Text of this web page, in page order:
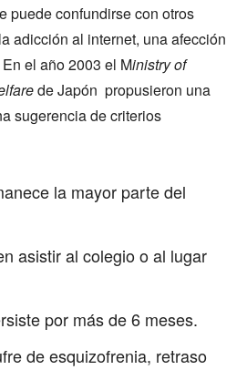
puede confundirse con otros
adicción al internet, una afección
el año 2003 el Ministry of
de Japón propusieron una
sugerencia de criterios
la mayor parte del
asistir al colegio o al lugar
por más de 6 meses.
de esquizofrenia, retraso